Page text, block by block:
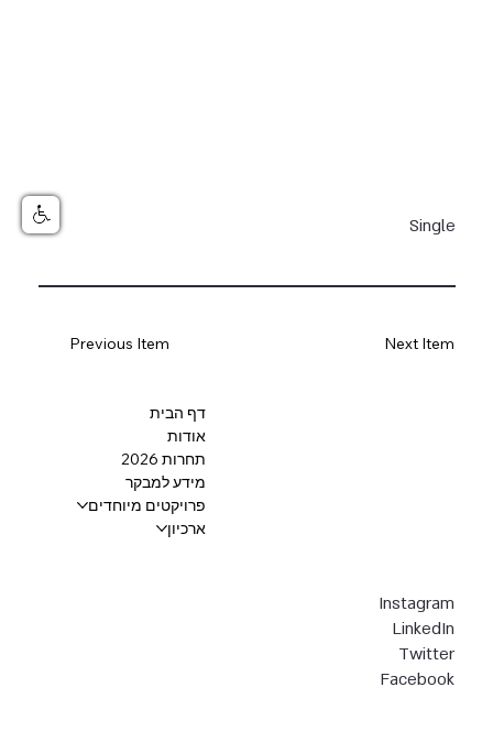
Single
Next Item
Previous Item
Instagram
LinkedIn
Twitter
Facebook
דף הבית
אודות
תחרות 2026
מידע למבקר
פרויקטים מיוחדים
ארכיון